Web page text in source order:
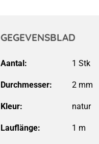
GEGEVENSBLAD
Aantal:
Durchmesser:
Kleur: natur
Lauflänge: